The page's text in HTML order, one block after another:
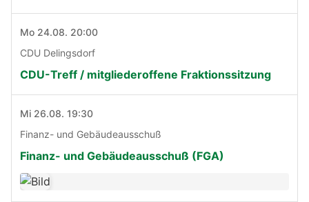
Mo 24.08. 20:00
CDU Delingsdorf
CDU-Treff / mitgliederoffene Fraktionssitzung
Mi 26.08. 19:30
Finanz- und Gebäudeausschuß
Finanz- und Gebäudeausschuß (FGA)